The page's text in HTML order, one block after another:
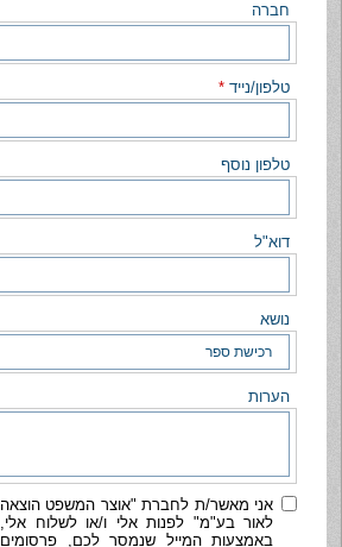
חברה
טלפון/נייד *
טלפון נוסף
דוא"ל
נושא
הערות
אני מאשר/ת לחברת "אוצר המשפט הוצאה
לאור בע"מ" לפנות אלי ו/או לשלוח אלי,
באמצעות המייל שנמסר לכם, פרסומים